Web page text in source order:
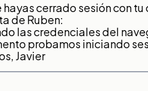
hayas cerrado sesión con
de Ruben:
las credenciales del
probamos iniciando
Javier